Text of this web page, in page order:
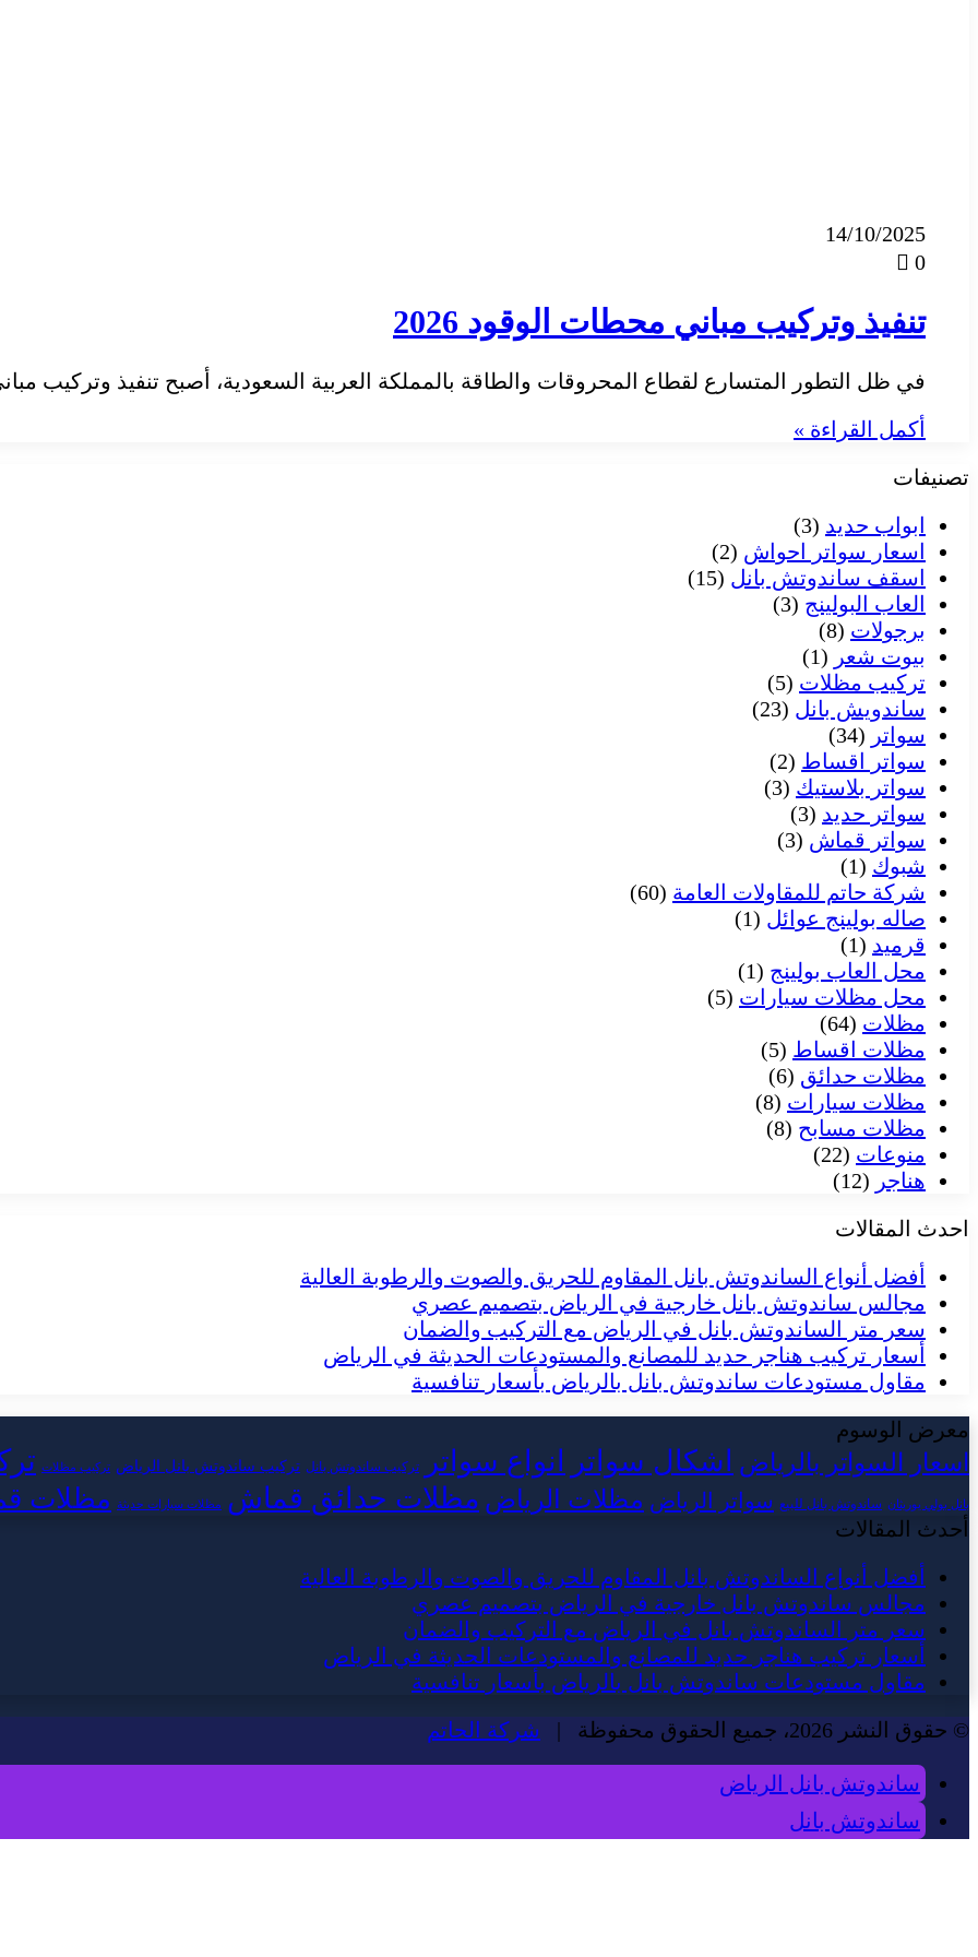
14/10/2025
0
تنفيذ وتركيب مباني محطات الوقود 2026
في ظل التطور المتسارع لقطاع المحروقات والطاقة بالمملكة العربية السعودية، أصبح تنفيذ وتركيب مباني محطات الوقود 2026 من
أكمل القراءة »
تصنيفات
ابواب حديد (3)
اسعار سواتر احواش (2)
اسقف ساندوتش بانل (15)
العاب البولينج (3)
برجولات (8)
بيوت شعر (1)
تركيب مظلات (5)
ساندويش بانل (23)
سواتر (34)
سواتر اقساط (2)
سواتر بلاستيك (3)
سواتر حديد (3)
سواتر قماش (3)
شبوك (1)
شركة حاتم للمقاولات العامة (60)
صاله بولينج عوائل (1)
قرميد (1)
محل العاب بولينج (1)
محل مظلات سيارات (5)
مظلات (64)
مظلات اقساط (5)
مظلات حدائق (6)
مظلات سيارات (8)
مظلات مسابح (8)
منوعات (22)
هناجر (12)
احدث المقالات
أفضل أنواع الساندوتش بانل المقاوم للحريق والصوت والرطوبة العالية
مجالس ساندوتش بانل خارجية في الرياض بتصميم عصري
سعر متر الساندوتش بانل في الرياض مع التركيب والضمان
أسعار تركيب هناجر حديد للمصانع والمستودعات الحديثة في الرياض
مقاول مستودعات ساندوتش بانل بالرياض بأسعار تنافسية
معرض الوسوم
اسعار السواتر بالرياض اشكال سواتر انواع سواتر تركيب ساندوتش بانل تركيب ساندوتش بانل الرياض تركيب مظلات
بانل بولي يوريثان ساندوتش بانل للبيع سواتر الرياض مظلات الرياض مظلات حدائق قماش مظلات سيارات حديثة مظلات
أحدث المقالات
أفضل أنواع الساندوتش بانل المقاوم للحريق والصوت والرطوبة العالية
مجالس ساندوتش بانل خارجية في الرياض بتصميم عصري
سعر متر الساندوتش بانل في الرياض مع التركيب والضمان
أسعار تركيب هناجر حديد للمصانع والمستودعات الحديثة في الرياض
مقاول مستودعات ساندوتش بانل بالرياض بأسعار تنافسية
© حقوق النشر 2026، جميع الحقوق محفوظة |
شركة الحاتم
ساندوتش بانل الرياض
ساندوتش بانل